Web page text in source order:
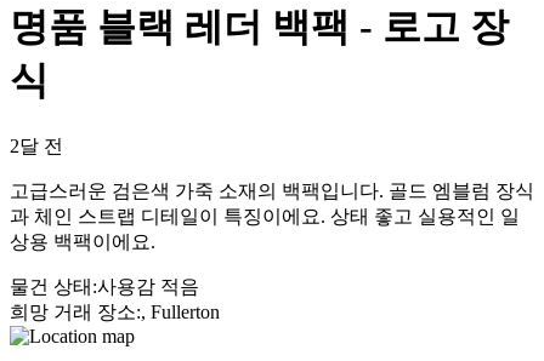
명품 블랙 레더 백팩 - 로고 장
식
2달 전
고급스러운 검은색 가죽 소재의 백팩입니다. 골드 엠블럼 장식
과 체인 스트랩 디테일이 특징이에요. 상태 좋고 실용적인 일
상용 백팩이에요.
물건 상태 :사용감 적음
희망 거래 장소:, Fullerton